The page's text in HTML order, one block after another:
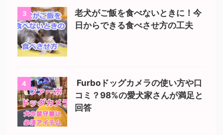
3
老犬がご飯を食べないときに！今
日からできる食べさせ方の工夫
4
Furboドッグカメラの使い方や口
コミ？98%の愛犬家さんが満足と
回答